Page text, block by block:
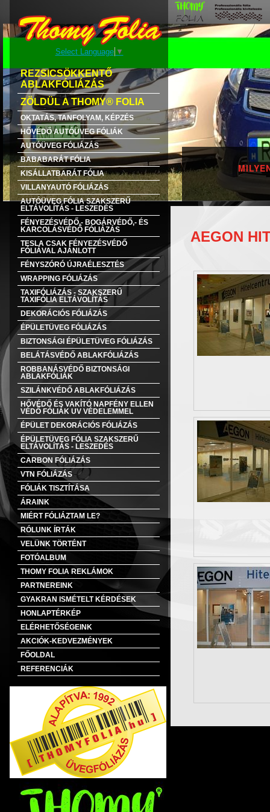
Select Language ▼
REZSICSÖKKENTŐ
ABLAKFÓLIÁZÁS
ZÖLDÜL A THOMY® FOLIA
OKTATÁS, TANFOLYAM, KÉPZÉS
HŐVÉDŐ AUTÓÜVEG FÓLIÁK
AUTÓÜVEG FÓLIÁZÁS
BABABARÁT FÓLIA
KISÁLLATBARÁT FÓLIA
VILLANYAUTÓ FÓLIÁZÁS
AUTÓÜVEG FÓLIA SZAKSZERŰ
ELTÁVOLÍTÁS - LESZEDÉS
FÉNYEZÉSVÉDŐ,- BOGÁRVÉDŐ,- ÉS
KARCOLÁSVÉDŐ FÓLIÁZÁS
TESLA CSAK FÉNYEZÉSVÉDŐ
FÓLIÁVAL AJÁNLOTT
FÉNYSZÓRÓ ÚJRAÉLESZTÉS
WRAPPING FÓLIÁZÁS
TAXIFÓLIÁZÁS - SZAKSZERŰ
TAXIFÓLIA ELTÁVOLÍTÁS
DEKORÁCIÓS FÓLIÁZÁS
ÉPÜLETÜVEG FÓLIÁZÁS
BIZTONSÁGI ÉPÜLETÜVEG FÓLIÁZÁS
BELÁTÁSVÉDŐ ABLAKFÓLIÁZÁS
ROBBANÁSVÉDŐ BIZTONSÁGI
ABLAKFÓLIÁK
SZILÁNKVÉDŐ ABLAKFÓLIÁZÁS
HŐVÉDŐ ÉS VAKÍTÓ NAPFÉNY ELLEN
VÉDŐ FÓLIÁK UV VÉDELEMMEL
ÉPÜLET DEKORÁCIÓS FÓLIÁZÁS
ÉPÜLETÜVEG FÓLIA SZAKSZERŰ
ELTÁVOLÍTÁS - LESZEDÉS
CARBON FÓLIÁZÁS
VTN FÓLIÁZÁS
FÓLIÁK TISZTÍTÁSA
ÁRAINK
MIÉRT FÓLIÁZTAM LE?
RÓLUNK ÍRTÁK
VELÜNK TÖRTÉNT
FOTÓALBUM
THOMY FOLIA REKLÁMOK
PARTNEREINK
GYAKRAN ISMÉTELT KÉRDÉSEK
HONLAPTÉRKÉP
ELÉRHETŐSÉGEINK
AKCIÓK-KEDVEZMÉNYEK
FŐOLDAL
REFERENCIÁK
AEGON